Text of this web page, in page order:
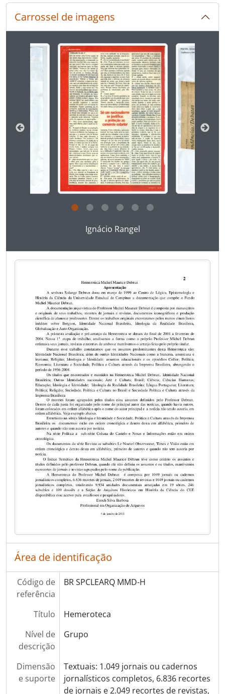
[Série] 05 - Michel Debrun
[Série] 06 - Educação
[Série] 07 - Identidade Nacional Brasileira
[Série] 08 - Identidade Nacional, Outras
[Série] 09 - Ideologia e Identidade
[Série] 10 - Ideologia da Realidade Brasileira: II Parte: As 4 modalidades de IRB. Capítulo 1: O liberalismo “estamental”
[Série] 11 - Ideologia Política: Oliveiros R. Ferreira e autores afins
[Série] 12 - Língua Portuguesa
[Série] 13 - Literatura
[Série] 14 - Multiculturalismo
[Série] 15 - Política
[Série] 16 - Religião
[Série] 17 - Sociedade, Política e Cultura através da Imprensa Brasileira
[Série] 18 - Jornais
[Série] 19 - Revistas
[Série] 001 - Série 01 teste
Carrossel de imagens
Ao alterar o slide atual deste carrossel, o título da
Ignácio Rangel
Área de identificação
Código de
referência
BR SPCLEARQ MMD-H
Título
Hemeroteca
Nível de
descrição
Grupo
Dimensão
e suporte
Textuais: 1.049 jornais ou cadernos
jornalísticos completos, 6.836 recortes
de jornais e 2.049 recortes de revistas,